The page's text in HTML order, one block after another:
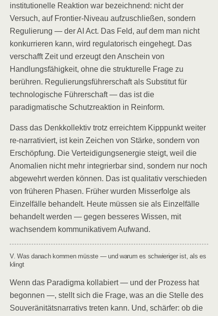
institutionelle Reaktion war bezeichnend: nicht der
Versuch, auf Frontier-Niveau aufzuschließen, sondern
Regulierung — der AI Act. Das Feld, auf dem man nicht
konkurrieren kann, wird regulatorisch eingehegt. Das
verschafft Zeit und erzeugt den Anschein von
Handlungsfähigkeit, ohne die strukturelle Frage zu
berühren. Regulierungsführerschaft als Substitut für
technologische Führerschaft — das ist die
paradigmatische Schutzreaktion in Reinform.
Dass das Denkkollektiv trotz erreichtem Kipppunkt weiter
re-narrativiert, ist kein Zeichen von Stärke, sondern von
Erschöpfung. Die Verteidigungsenergie steigt, weil die
Anomalien nicht mehr integrierbar sind, sondern nur noch
abgewehrt werden können. Das ist qualitativ verschieden
von früheren Phasen. Früher wurden Misserfolge als
Einzelfälle behandelt. Heute müssen sie als Einzelfälle
behandelt werden — gegen besseres Wissen, mit
wachsendem kommunikativem Aufwand.
V. Was danach kommen müsste — und warum es schwieriger ist, als es
klingt
Wenn das Paradigma kollabiert — und der Prozess hat
begonnen —, stellt sich die Frage, was an die Stelle des
Souveränitätsnarrativs treten kann. Und, schärfer: ob die